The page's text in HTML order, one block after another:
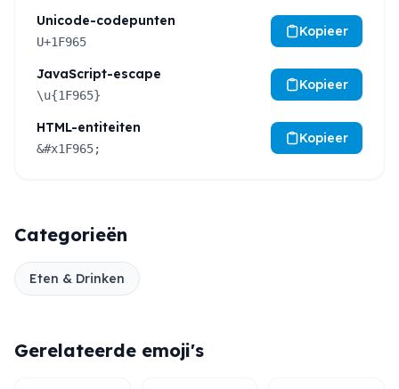
Unicode-codepunten
U+1F965
Kopieer
JavaScript-escape
\u{1F965}
Kopieer
HTML-entiteiten
&#x1F965;
Kopieer
Categorieën
Eten & Drinken
Gerelateerde emoji's